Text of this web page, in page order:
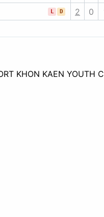
L D 2 0
KHON KAEN YOUTH